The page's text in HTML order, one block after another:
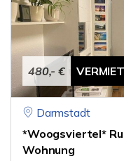
480,- €
Darmstadt
*Woogsviertel*
Wohnung